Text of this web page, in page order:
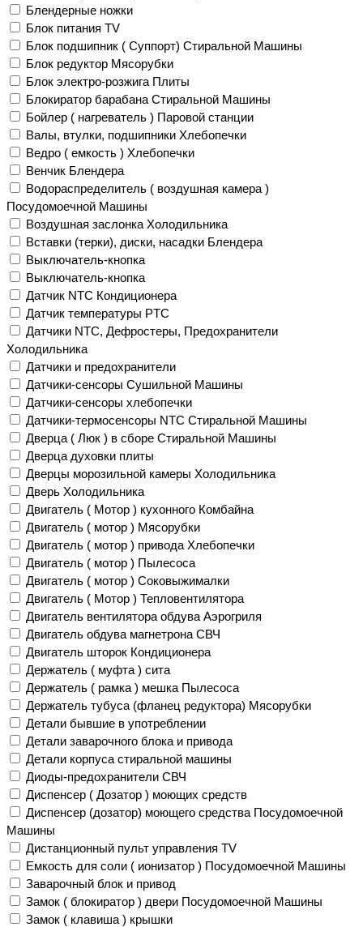
Блендерные ножки
Блок питания TV
Блок подшипник ( Суппорт) Стиральной Машины
Блок редуктор Мясорубки
Блок электро-розжига Плиты
Блокиратор барабана Стиральной Машины
Бойлер ( нагреватель ) Паровой станции
Валы, втулки, подшипники Хлебопечки
Ведро ( емкость ) Хлебопечки
Венчик Блендера
Водораспределитель ( воздушная камера )
Посудомоечной Машины
Воздушная заслонка Холодильника
Вставки (терки), диски, насадки Блендера
Выключатель-кнопка
Выключатель-кнопка
Датчик NTC Кондиционера
Датчик температуры PTC
Датчики NTC, Дефростеры, Предохранители
Холодильника
Датчики и предохранители
Датчики-сенсоры Сушильной Машины
Датчики-сенсоры хлебопечки
Датчики-термосенсоры NTC Стиральной Машины
Дверца ( Люк ) в сборе Стиральной Машины
Дверца духовки плиты
Дверцы морозильной камеры Холодильника
Дверь Холодильника
Двигатель ( Мотор ) кухонного Комбайна
Двигатель ( мотор ) Мясорубки
Двигатель ( мотор ) привода Хлебопечки
Двигатель ( мотор ) Пылесоса
Двигатель ( мотор ) Соковыжималки
Двигатель ( Мотор ) Тепловентилятора
Двигатель вентилятора обдува Аэрогриля
Двигатель обдува магнетрона СВЧ
Двигатель шторок Кондиционера
Держатель ( муфта ) сита
Держатель ( рамка ) мешка Пылесоса
Держатель тубуса (фланец редуктора) Мясорубки
Детали бывшие в употреблении
Детали заварочного блока и привода
Детали корпуса стиральной машины
Диоды-предохранители СВЧ
Диспенсер ( Дозатор ) моющих средств
Диспенсер (дозатор) моющего средства Посудомоечной
Машины
Дистанционный пульт управления TV
Емкость для соли ( ионизатор ) Посудомоечной Машины
Заварочный блок и привод
Замок ( блокиратор ) двери Посудомоечной Машины
Замок ( клавиша ) крышки